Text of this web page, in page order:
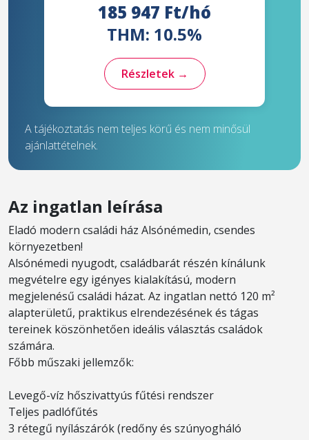
185 947 Ft/hó
THM: 10.5%
Részletek →
A tájékoztatás nem teljes körű és nem minősül
ajánlattételnek.
Az ingatlan leírása
Eladó modern családi ház Alsónémedin, csendes
környezetben!
Alsónémedi nyugodt, családbarát részén kínálunk
megvételre egy igényes kialakítású, modern
megjelenésű családi házat. Az ingatlan nettó 120 m²
alapterületű, praktikus elrendezésének és tágas
tereinek köszönhetően ideális választás családok
számára.
Főbb műszaki jellemzők:
Levegő-víz hőszivattyús fűtési rendszer
Teljes padlófűtés
3 rétegű nyílászárók (redőny és szúnyogháló